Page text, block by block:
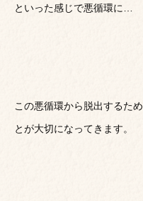
といった感じで悪循環に…
この悪循環から脱出するた
とが大切になってきます。